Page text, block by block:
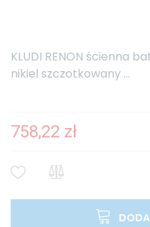
KLUDI RENON ścienna
nikiel szczotkowany ...
758,22 zł